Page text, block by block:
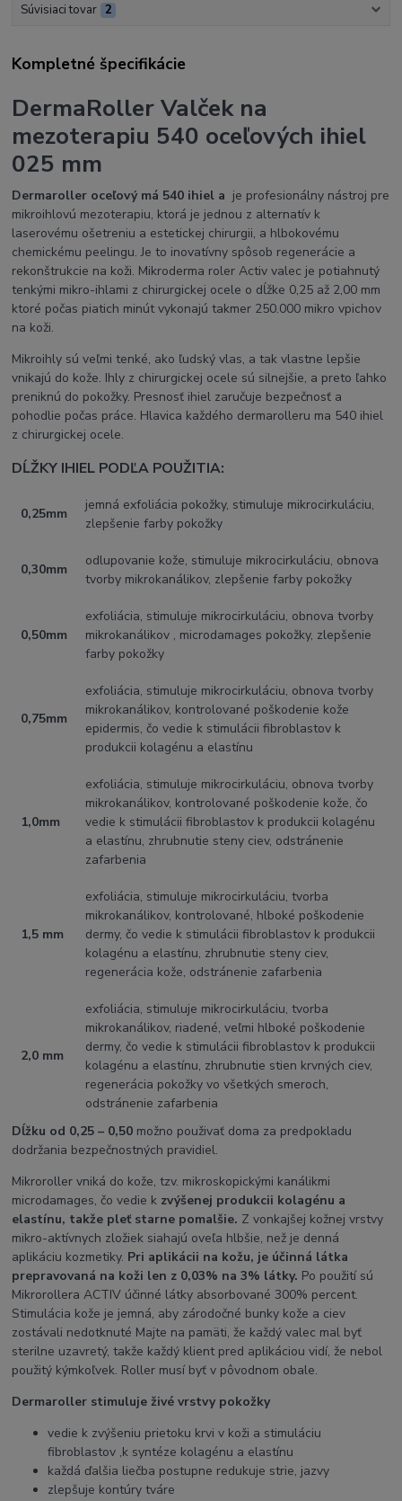
Súvisiaci tovar 2
Kompletné špecifikácie
DermaRoller Valček na
mezoterapiu 540 oceľových ihiel
025 mm
Dermaroller oceľový má 540 ihiel a je profesionálny nástroj pre
mikroihlovú mezoterapiu, ktorá je jednou z alternatív k
laserovému ošetreniu a estetickej chirurgii, a hlbokovému
chemickému peelingu. Je to inovatívny spôsob regenerácie a
rekonštrukcie na koži. Mikroderma roler Activ valec je potiahnutý
tenkými mikro-ihlami z chirurgickej ocele o dĺžke 0,25 až 2,00 mm
ktoré počas piatich minút vykonajú takmer 250.000 mikro vpichov
na koži.
Mikroihly sú veľmi tenké, ako ľudský vlas, a tak vlastne lepšie
vnikajú do kože. Ihly z chirurgickej ocele sú silnejšie, a preto ľahko
preniknú do pokožky. Presnosť ihiel zaručuje bezpečnosť a
pohodlie počas práce. Hlavica každého dermarolleru ma 540 ihiel
z chirurgickej ocele.
DĹŽKY IHIEL PODĽA POUŽITIA:
0,25mm
jemná exfoliácia pokožky, stimuluje mikrocirkuláciu,
zlepšenie farby pokožky
0,30mm
odlupovanie kože, stimuluje mikrocirkuláciu, obnova
tvorby mikrokanálikov, zlepšenie farby pokožky
0,50mm
exfoliácia, stimuluje mikrocirkuláciu, obnova tvorby
mikrokanálikov , microdamages pokožky, zlepšenie
farby pokožky
0,75mm
exfoliácia, stimuluje mikrocirkuláciu, obnova tvorby
mikrokanálikov, kontrolované poškodenie kože
epidermis, čo vedie k stimulácii fibroblastov k
produkcii kolagénu a elastínu
1,0mm
exfoliácia, stimuluje mikrocirkuláciu, obnova tvorby
mikrokanálikov, kontrolované poškodenie kože, čo
vedie k stimulácii fibroblastov k produkcii kolagénu
a elastínu, zhrubnutie steny ciev, odstránenie
zafarbenia
1,5 mm
exfoliácia, stimuluje mikrocirkuláciu, tvorba
mikrokanálikov, kontrolované, hlboké poškodenie
dermy, čo vedie k stimulácii fibroblastov k produkcii
kolagénu a elastínu, zhrubnutie steny ciev,
regenerácia kože, odstránenie zafarbenia
2,0 mm
exfoliácia, stimuluje mikrocirkuláciu, tvorba
mikrokanálikov, riadené, veľmi hlboké poškodenie
dermy, čo vedie k stimulácii fibroblastov k produkcii
kolagénu a elastínu, zhrubnutie stien krvných ciev,
regenerácia pokožky vo všetkých smeroch,
odstránenie zafarbenia
Dĺžku od 0,25 – 0,50 možno použivať doma za predpokladu
dodržania bezpečnostných pravidiel.
Mikroroller vniká do kože, tzv. mikroskopickými kanálikmi
microdamages, čo vedie k zvýšenej produkcii kolagénu a
elastínu, takže pleť starne pomalšie. Z vonkajšej kožnej vrstvy
mikro-aktívnych zložiek siahajú oveľa hlbšie, než je denná
aplikáciu kozmetiky. Pri aplikácii na kožu, je účinná látka
prepravovaná na koži len z 0,03% na 3% látky. Po použití sú
Mikrorollera ACTIV účinné látky absorbované 300% percent.
Stimulácia kože je jemná, aby zárodočné bunky kože a ciev
zostávali nedotknuté Majte na pamäti, že každý valec mal byť
sterilne uzavretý, takže každý klient pred aplikáciou vidí, že nebol
použitý kýmkoľvek. Roller musí byť v pôvodnom obale.
Dermaroller stimuluje živé vrstvy pokožky
vedie k zvýšeniu prietoku krvi v koži a stimuláciu
fibroblastov ,k syntéze kolagénu a elastínu
každá ďalšia liečba postupne redukuje strie, jazvy
zlepšuje kontúry tváre